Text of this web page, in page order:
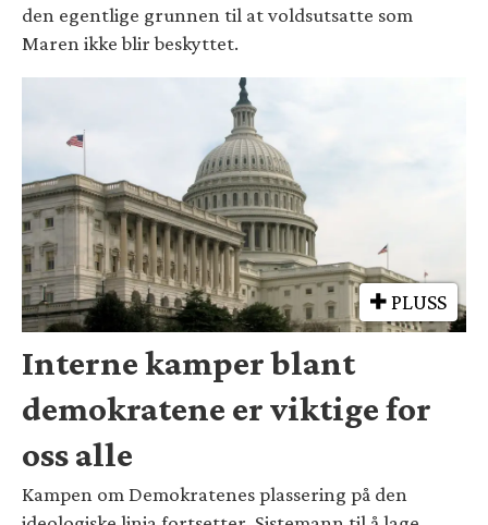
den egentlige grunnen til at voldsutsatte som
Maren ikke blir beskyttet.
PLUSS
Interne kamper blant
demokratene er viktige for
oss alle
Kampen om Demokratenes plassering på den